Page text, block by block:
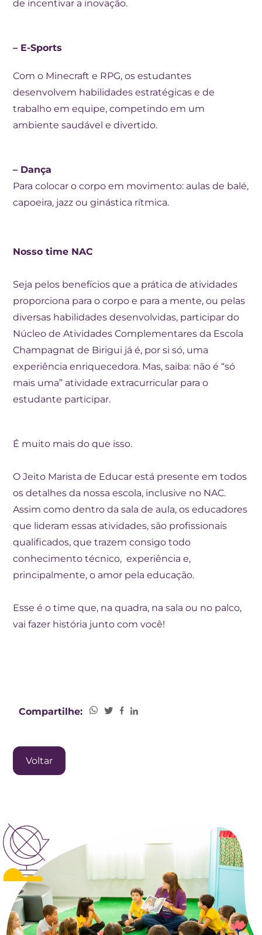
de incentivar a inovação.
– E-Sports
Com o Minecraft e RPG, os estudantes
desenvolvem habilidades estratégicas e de
trabalho em equipe, competindo em um
ambiente saudável e divertido.
– Dança
Para colocar o corpo em movimento: aulas de balé,
capoeira, jazz ou ginástica rítmica.
Nosso time NAC
Seja pelos benefícios que a prática de atividades
proporciona para o corpo e para a mente, ou pelas
diversas habilidades desenvolvidas, participar do
Núcleo de Atividades Complementares da Escola
Champagnat de Birigui já é, por si só, uma
experiência enriquecedora. Mas, saiba: não é “só
mais uma” atividade extracurricular para o
estudante participar.
É muito mais do que isso.
O Jeito Marista de Educar está presente em todos
os detalhes da nossa escola, inclusive no NAC.
Assim como dentro da sala de aula, os educadores
que lideram essas atividades, são profissionais
qualificados, que trazem consigo todo
conhecimento técnico, experiência e,
principalmente, o amor pela educação.
Esse é o time que, na quadra, na sala ou no palco,
vai fazer história junto com você!
Compartilhe:
Voltar